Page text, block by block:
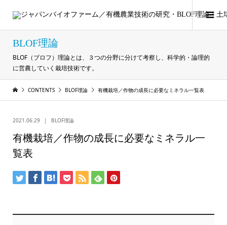
BLOF理論
BLOF（ブロフ）理論とは、３つの分野に分けて考察し、科学的・論理的
に営農していく栽培技術です。
CONTENTS BLOF理論 有機栽培／作物の成長に必要なミネラル一覧表
2021.06.29 BLOF理論
有機栽培／作物の成長に必要なミネラル一
覧表